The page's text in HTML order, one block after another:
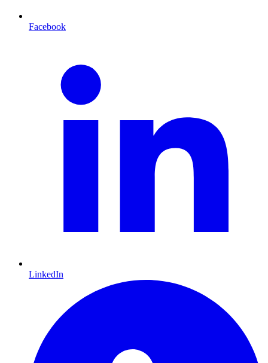
Facebook
LinkedIn